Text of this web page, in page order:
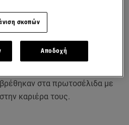
εκπομπή του ΑΝΤ1
στο #metoo του ελληνικού
στα πρωτοσέλιδα με
καριέρα τους.
σκοπών
Αποδοχή